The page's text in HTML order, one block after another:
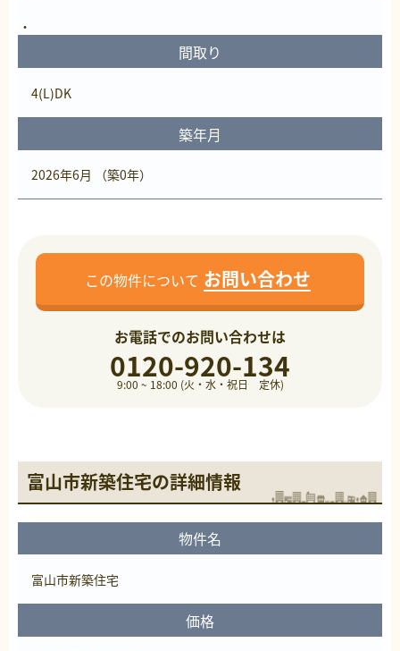
間取り
4(L)DK
築年月
2026年6月 （築0年）
この物件について お問い合わせ
お電話でのお問い合わせは
0120-920-134
9:00 ~ 18:00 (火・水・祝日 定休)
富山市新築住宅の詳細情報
物件名
富山市新築住宅
価格